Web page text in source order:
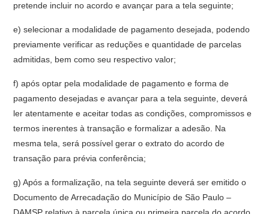
pretende incluir no acordo e avançar para a tela seguinte;
e) selecionar a modalidade de pagamento desejada, podendo
previamente verificar as reduções e quantidade de parcelas
admitidas, bem como seu respectivo valor;
f) após optar pela modalidade de pagamento e forma de
pagamento desejadas e avançar para a tela seguinte, deverá
ler atentamente e aceitar todas as condições, compromissos e
termos inerentes à transação e formalizar a adesão. Na
mesma tela, será possível gerar o extrato do acordo de
transação para prévia conferência;
g) Após a formalização, na tela seguinte deverá ser emitido o
Documento de Arrecadação do Município de São Paulo –